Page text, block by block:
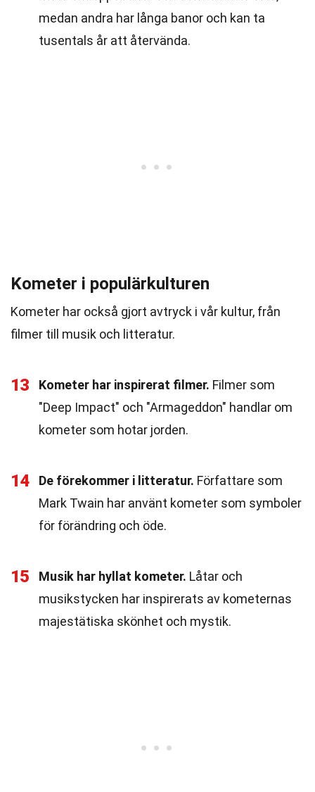
medan andra har långa banor och kan ta
tusentals år att återvända.
Kometer i populärkulturen
Kometer har också gjort avtryck i vår kultur, från
filmer till musik och litteratur.
13 Kometer har inspirerat filmer. Filmer som
"Deep Impact" och "Armageddon" handlar om
kometer som hotar jorden.
14 De förekommer i litteratur. Författare som
Mark Twain har använt kometer som symboler
för förändring och öde.
15 Musik har hyllat kometer. Låtar och
musikstycken har inspirerats av kometernas
majestätiska skönhet och mystik.